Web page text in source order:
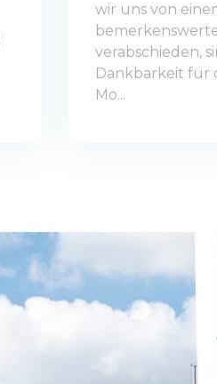
wir uns von
verabschieden,
Dankbarkeit für
Mo...